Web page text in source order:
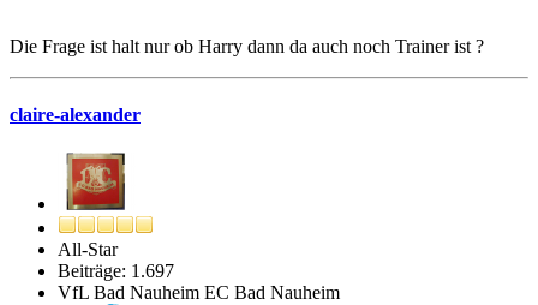
Die Frage ist halt nur ob Harry dann da auch noch Trainer ist ?
claire-alexander
All-Star
Beiträge: 1.697
VfL Bad Nauheim EC Bad Nauheim